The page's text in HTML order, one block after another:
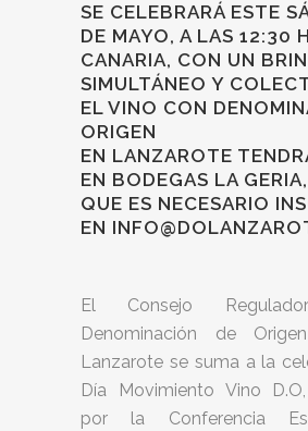
SE CELEBRARÁ ESTE
DE MAYO, A LAS 12:30
CANARIA, CON UN
SIMULTÁNEO Y
EL VINO CON
ORIGEN
EN LANZAROTE
EN BODEGAS LA
QUE ES NECESARIO
EN
El Consejo
Denominación de
Lanzarote se suma a la
Día Movimiento Vino
por la Conferencia